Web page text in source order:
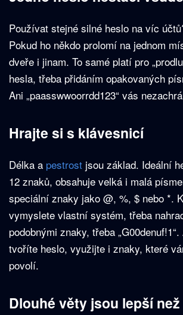
Používat stejné silné heslo na víc
Pokud ho někdo prolomí na jednom
dveře i jinam. To samé platí pro
hesla, třeba přidáním opakovaných
Ani „paasswwoorrdd123“ vás
Hrajte si s klávesnicí
Délka a pestrost jsou základ. Ideální
12 znaků, obsahuje velká i malá
speciální znaky jako @, %, $ nebo *.
vymyslete vlastní systém, třeba
podobnými znaky, třeba
tvoříte heslo, využijte i znaky, které
povolí.
Dlouhé věty jsou lepší